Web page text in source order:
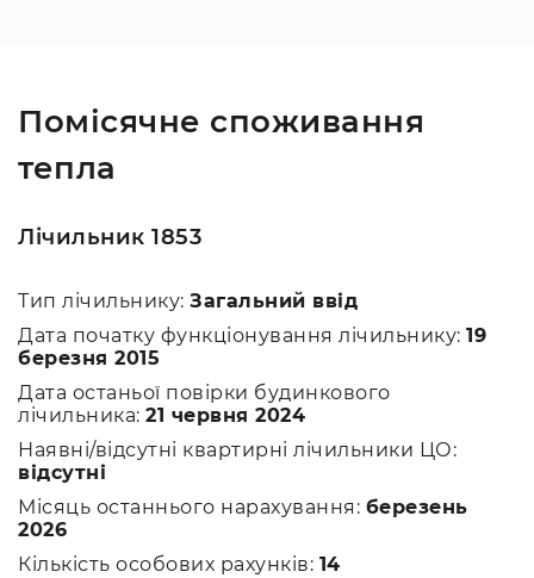
Помісячне споживання
тепла
Лічильник 1853
Тип лічильнику: Загальний ввід
Дата початку функціонування лічильнику: 19
березня 2015
Дата останьої повірки будинкового
лічильника: 21 червня 2024
Наявні/відсутні квартирні лічильники ЦО:
відсутні
Місяць останнього нарахування: березень
2026
Кількість особових рахунків: 14